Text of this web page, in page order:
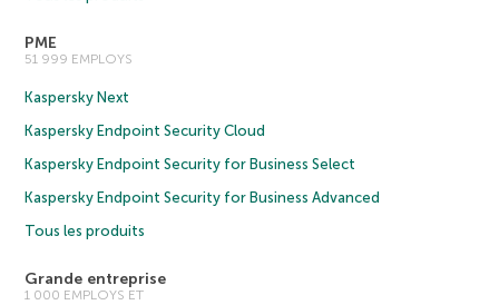
PME
51 999 EMPLOYS
Kaspersky Next
Kaspersky Endpoint Security Cloud
Kaspersky Endpoint Security for Business Select
Kaspersky Endpoint Security for Business Advanced
Tous les produits
Grande entreprise
1 000 EMPLOYS ET